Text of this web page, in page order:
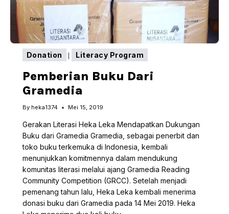
Donation Literacy Program
Pemberian Buku Dari
Gramedia
By heka1374 Mei 15, 2019
Gerakan Literasi Heka Leka Mendapatkan Dukungan
Buku dari Gramedia Gramedia, sebagai penerbit dan
toko buku terkemuka di Indonesia, kembali
menunjukkan komitmennya dalam mendukung
komunitas literasi melalui ajang Gramedia Reading
Community Competition (GRCC). Setelah menjadi
pemenang tahun lalu, Heka Leka kembali menerima
donasi buku dari Gramedia pada 14 Mei 2019. Heka